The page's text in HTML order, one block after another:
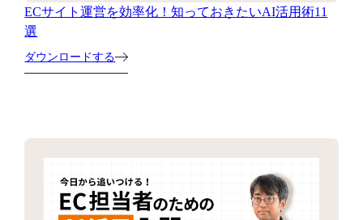
ECサイト運営を効率化！知っておきたいAI活用術11
選
ダウンロードする